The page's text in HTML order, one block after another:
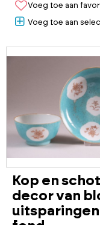
Voeg toe aan
Voeg toe aan
Kop en
decor van